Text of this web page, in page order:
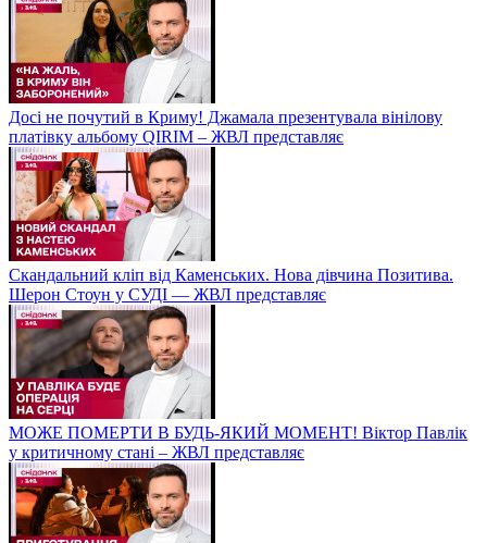
Досі не почутий в Криму! Джамала презентувала вінілову
платівку альбому QIRIM – ЖВЛ представляє
Скандальний кліп від Каменських. Нова дівчина Позитива.
Шерон Стоун у СУДІ — ЖВЛ представляє
МОЖЕ ПОМЕРТИ В БУДЬ-ЯКИЙ МОМЕНТ! Віктор Павлік
у критичному стані – ЖВЛ представляє